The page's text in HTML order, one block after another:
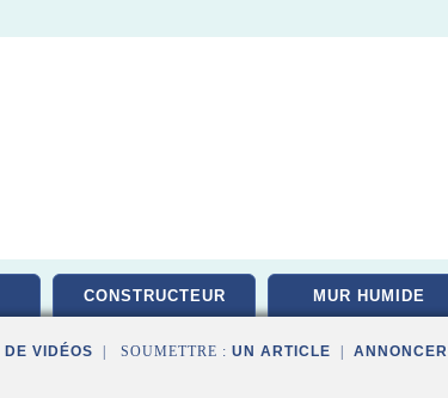
CONSTRUCTEUR MUR HUMIDE
VIDÉOS | SOUMETTRE : UN ARTICLE ANNONCER